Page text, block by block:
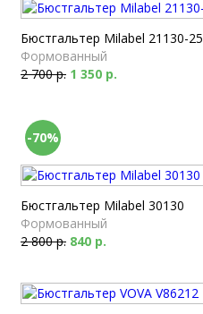
Бюстгальтер Milabel 21130-25
Формованный
2 700 р. 1 350 р.
-70%
Бюстгальтер Milabel 30130
Формованный
2 800 р. 840 р.